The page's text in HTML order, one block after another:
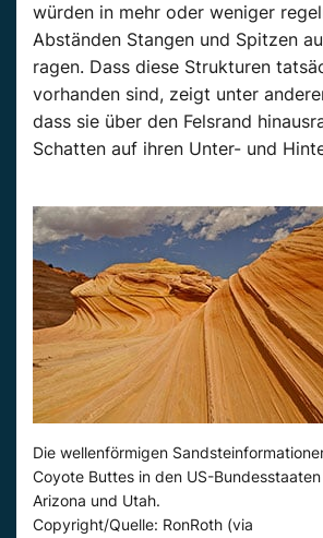
würden in mehr oder weniger
Abständen Stangen und Spitzen
ragen. Dass diese Strukturen
vorhanden sind, zeigt unter
dass sie über den Felsrand
Schatten auf ihren Unter- und
Die wellenförmigen
Coyote Buttes in den US-Bundesstaaten
Arizona und Utah.
Copyright/Quelle: RonRoth (via